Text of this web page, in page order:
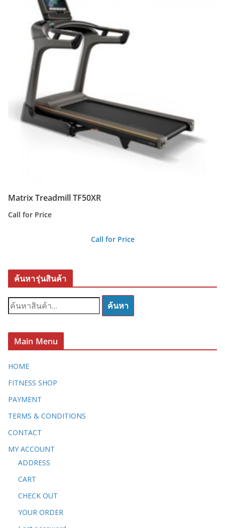
Matrix Treadmill TF50XR
Call for Price
Call for Price
ค้นหารุ่นสินค้า
ค้
น
:
ค้นหา
Main Menu
HOME
FITNESS SHOP
PAYMENT
TERMS & CONDITIONS
CONTACT
MY ACCOUNT
ADDRESS
CART
CHECK OUT
YOUR ORDER